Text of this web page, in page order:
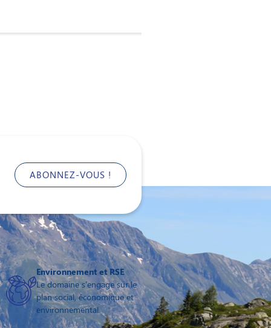
ABONNEZ-VOUS !
Environnement et RSE
Le domaine s'engage sur le
plan social, économique et
environnemental